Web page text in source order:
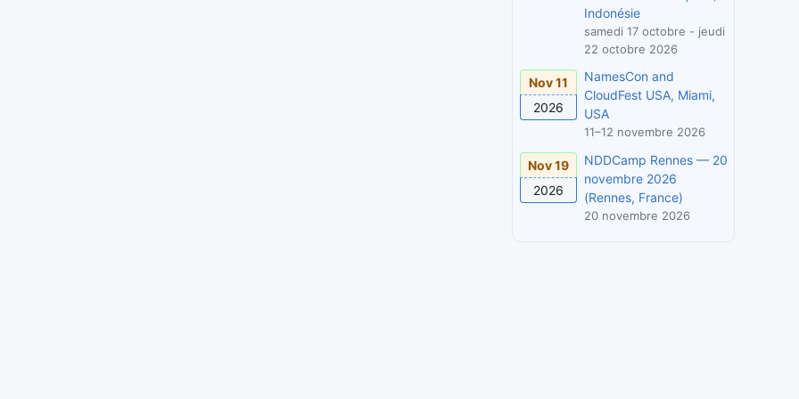
Indonésie
samedi 17 octobre - jeudi
22 octobre 2026
Nov 11
2026
NamesCon and
CloudFest USA, Miami,
USA
11–12 novembre 2026
Nov 19
2026
NDDCamp Rennes — 20
novembre 2026
(Rennes, France)
20 novembre 2026